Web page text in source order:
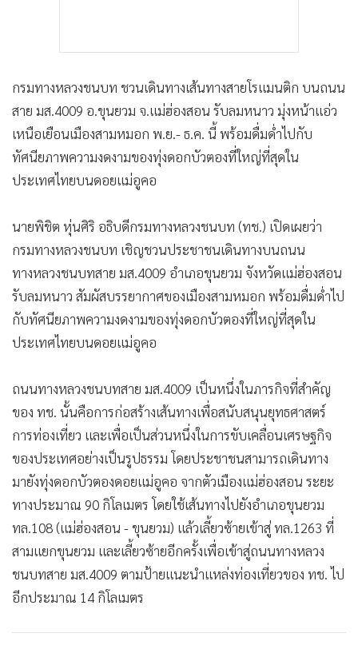
กรมทางหลวงชนบท ชวนเดินทางเส้นทางสายโรแมนติก บนถนน
สาย มส.4009 อ.ขุนยวม จ.แม่ฮ่องสอน รับลมหนาว มุ่งหน้าแอ่ว
เหนือเยือนเมืองสามหมอก พ.ย.- ธ.ค. นี้ พร้อมดื่มด่ำไปกับ
ทัศนียภาพความงดงามของทุ่งดอกบัวตองที่ใหญ่ที่สุดใน
ประเทศไทยบนดอยแม่อูคอ
นายพิชิต หุ่นศิริ อธิบดีกรมทางหลวงชนบท (ทช.) เปิดเผยว่า
กรมทางหลวงชนบท เชิญชวนประชาชนเดินทางบนถนน
ทางหลวงชนบทสาย มส.4009 อำเภอขุนยวม จังหวัดแม่ฮ่องสอน
รับลมหนาว สัมผัสบรรยากาศของเมืองสามหมอก พร้อมดื่มด่ำไป
กับทัศนียภาพความงดงามของทุ่งดอกบัวตองที่ใหญ่ที่สุดใน
ประเทศไทยบนดอยแม่อูคอ
ถนนทางหลวงชนบทสาย มส.4009 เป็นหนึ่งในภารกิจที่สำคัญ
ของ ทช. นั้นคือการก่อสร้างเส้นทางเพื่อสนับสนุนยุทธศาสตร์
การท่องเที่ยว และเพื่อเป็นส่วนหนึ่งในการขับเคลื่อนเศรษฐกิจ
ของประเทศอย่างเป็นรูปธรรม โดยประชาชนสามารถเดินทาง
มายังทุ่งดอกบัวตองดอยแม่อูคอ จากตัวเมืองแม่ฮ่องสอน ระยะ
ทางประมาณ 90 กิโลเมตร โดยใช้เส้นทางไปยังอำเภอขุนยวม
ทล.108 (แม่ฮ่องสอน - ขุนยวม) แล้วเลี้ยวซ้ายเข้าสู่ ทล.1263 ที่
สามแยกขุนยวม และเลี้ยวซ้ายอีกครั้งเพื่อเข้าสู่ถนนทางหลวง
ชนบทสาย มส.4009 ตามป้ายแนะนำแหล่งท่องเที่ยวของ ทช. ไป
อีกประมาณ 14 กิโลเมตร